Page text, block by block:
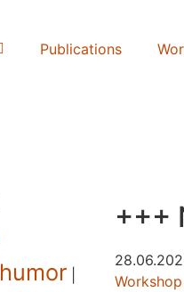
Publications
humor
+++
Workshop